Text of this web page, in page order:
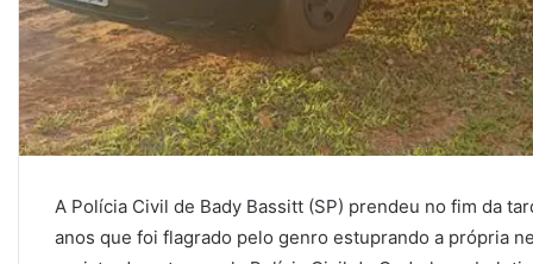
A Polícia Civil de Bady Bassitt (SP) prendeu no fim da
anos que foi flagrado pelo genro estuprando a própria